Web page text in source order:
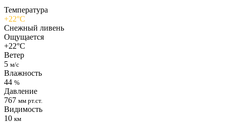
Температура
+22°C
Снежный ливень
Ощущается
+22°C
Ветер
5 м/с
Влажность
44 %
Давление
767 мм рт.ст.
Видимость
10 км